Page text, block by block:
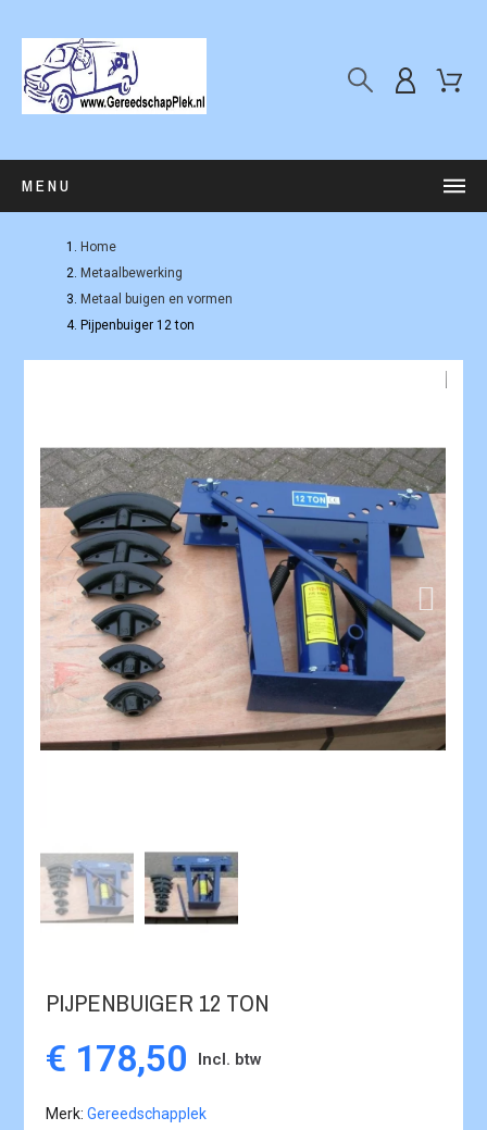
MENU
Home
Metaalbewerking
Metaal buigen en vormen
Pijpenbuiger 12 ton
PIJPENBUIGER 12 TON
€ 178,50 Incl. btw
Merk Gereedschapplek